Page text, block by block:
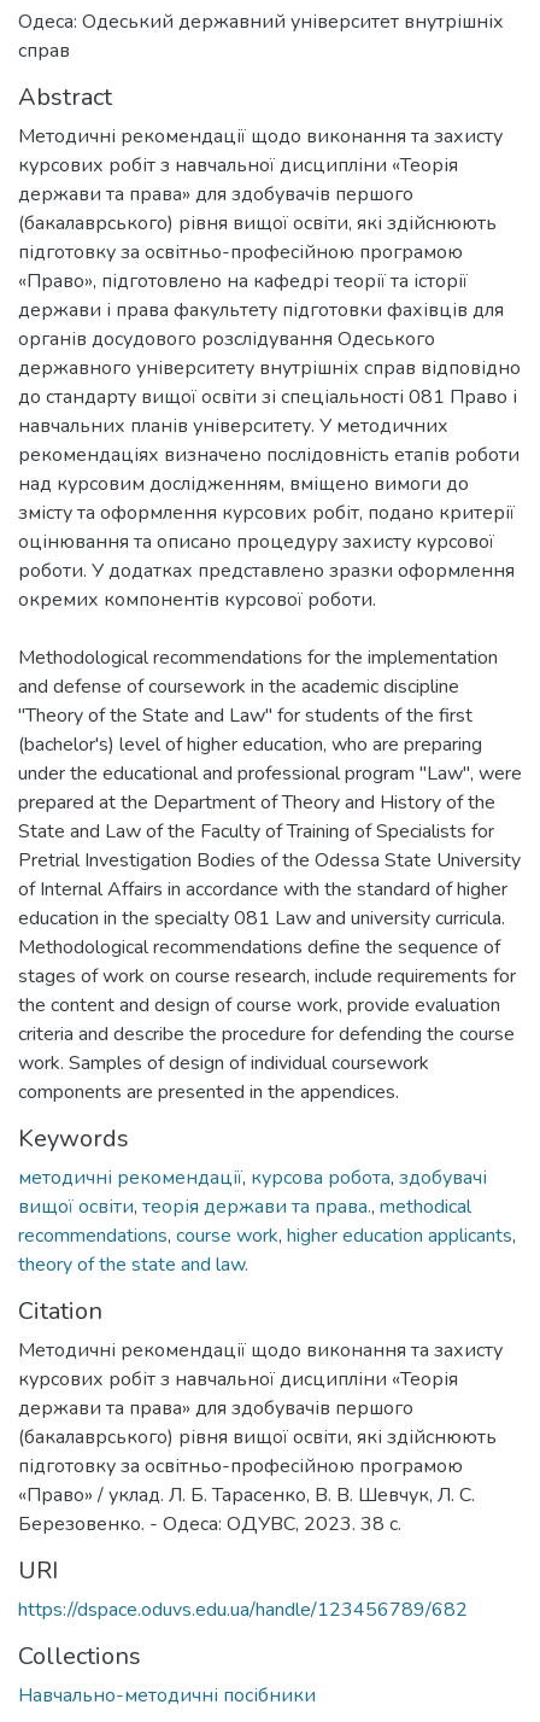
Одеса: Одеський державний університет внутрішніх
справ
Abstract
Методичні рекомендації щодо виконання та захисту
курсових робіт з навчальної дисципліни «Теорія
держави та права» для здобувачів першого
(бакалаврського) рівня вищої освіти, які здійснюють
підготовку за освітньо-професійною програмою
«Право», підготовлено на кафедрі теорії та історії
держави і права факультету підготовки фахівців для
органів досудового розслідування Одеського
державного університету внутрішніх справ відповідно
до стандарту вищої освіти зі спеціальності 081 Право і
навчальних планів університету. У методичних
рекомендаціях визначено послідовність етапів роботи
над курсовим дослідженням, вміщено вимоги до
змісту та оформлення курсових робіт, подано критерії
оцінювання та описано процедуру захисту курсової
роботи. У додатках представлено зразки оформлення
окремих компонентів курсової роботи.
Methodological recommendations for the implementation
and defense of coursework in the academic discipline
"Theory of the State and Law" for students of the first
(bachelor's) level of higher education, who are preparing
under the educational and professional program "Law", were
prepared at the Department of Theory and History of the
State and Law of the Faculty of Training of Specialists for
Pretrial Investigation Bodies of the Odessa State University
of Internal Affairs in accordance with the standard of higher
education in the specialty 081 Law and university curricula.
Methodological recommendations define the sequence of
stages of work on course research, include requirements for
the content and design of course work, provide evaluation
criteria and describe the procedure for defending the course
work. Samples of design of individual coursework
components are presented in the appendices.
Keywords
методичні рекомендації, курсова робота, здобувачі
вищої освіти, теорія держави та права., methodical
recommendations, course work, higher education applicants,
theory of the state and law.
Citation
Методичні рекомендації щодо виконання та захисту
курсових робіт з навчальної дисципліни «Теорія
держави та права» для здобувачів першого
(бакалаврського) рівня вищої освіти, які здійснюють
підготовку за освітньо-професійною програмою
«Право» / уклад. Л. Б. Тарасенко, В. В. Шевчук, Л. С.
Березовенко. - Одеса: ОДУВС, 2023. 38 с.
URI
https://dspace.oduvs.edu.ua/handle/123456789/682
Collections
Навчально-методичні посібники